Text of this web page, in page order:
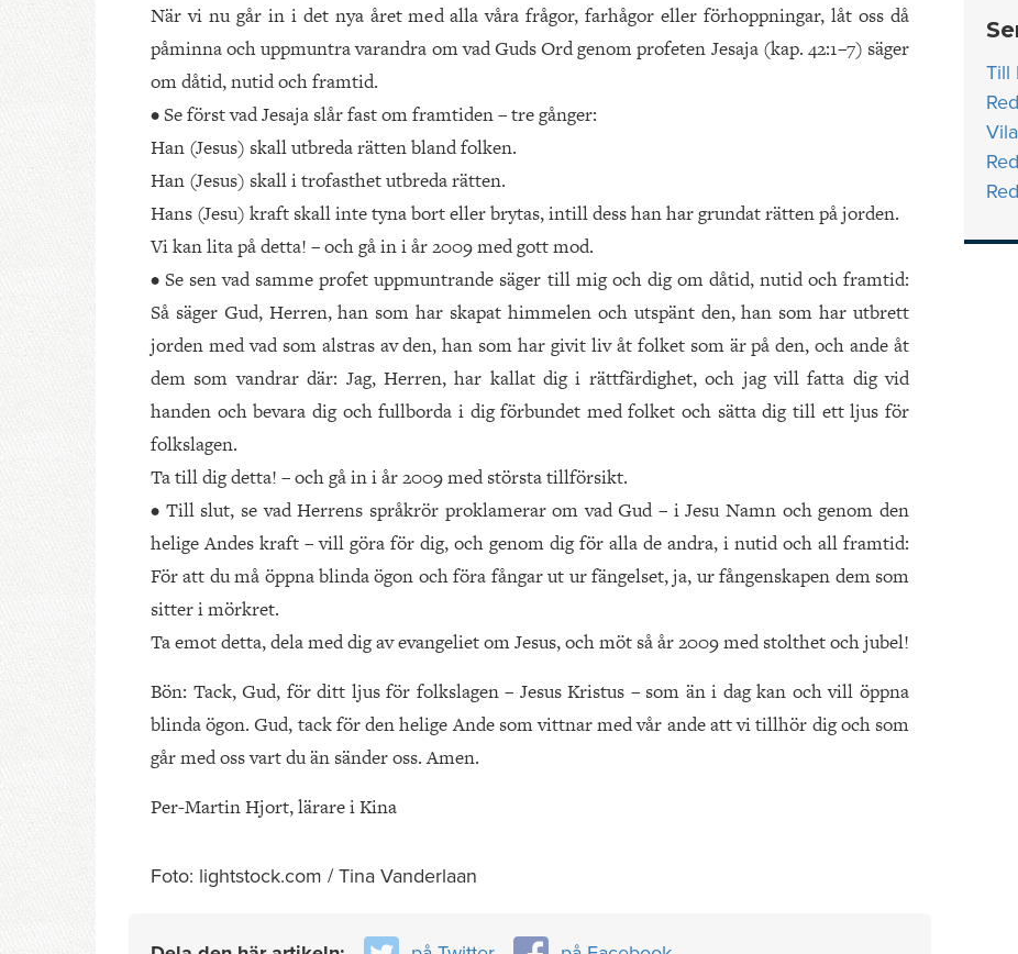
När vi nu går in i det nya året med alla våra frågor, farhågor eller förhoppningar, låt oss då
påminna och uppmuntra varandra om vad Guds Ord genom profeten Jesaja (kap. 42:1–7) säger
om dåtid, nutid och framtid.
• Se först vad Jesaja slår fast om framtiden – tre gånger:
Han (Jesus) skall utbreda rätten bland folken.
Han (Jesus) skall i trofasthet utbreda rätten.
Hans (Jesu) kraft skall inte tyna bort eller brytas, intill dess han har grundat rätten på jorden.
Vi kan lita på detta! – och gå in i år 2009 med gott mod.
• Se sen vad samme profet uppmuntrande säger till mig och dig om dåtid, nutid och framtid:
Så säger Gud, Herren, han som har skapat himmelen och utspänt den, han som har utbrett
jorden med vad som alstras av den, han som har givit liv åt folket som är på den, och ande åt
dem som vandrar där: Jag, Herren, har kallat dig i rättfärdighet, och jag vill fatta dig vid
handen och bevara dig och fullborda i dig förbundet med folket och sätta dig till ett ljus för
folkslagen.
Ta till dig detta! – och gå in i år 2009 med största tillförsikt.
• Till slut, se vad Herrens språkrör proklamerar om vad Gud – i Jesu Namn och genom den
helige Andes kraft – vill göra för dig, och genom dig för alla de andra, i nutid och all framtid:
För att du må öppna blinda ögon och föra fångar ut ur fängelset, ja, ur fångenskapen dem som
sitter i mörkret.
Ta emot detta, dela med dig av evangeliet om Jesus, och möt så år 2009 med stolthet och jubel!
Bön: Tack, Gud, för ditt ljus för folkslagen – Jesus Kristus – som än i dag kan och vill öppna
blinda ögon. Gud, tack för den helige Ande som vittnar med vår ande att vi tillhör dig och som
går med oss vart du än sänder oss. Amen.
Per-Martin Hjort, lärare i Kina
Foto: lightstock.com / Tina Vanderlaan
Till